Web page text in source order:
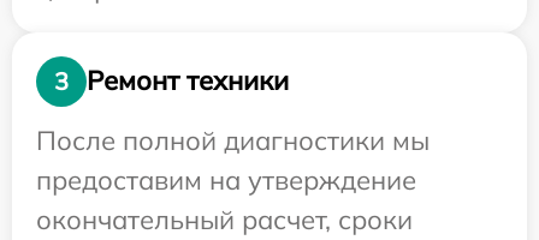
3
Ремонт техники
После полной диагностики мы
предоставим на утверждение
окончательный расчет, сроки